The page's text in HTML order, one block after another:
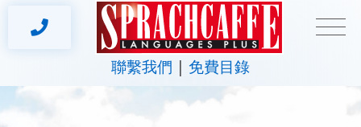
聯繫我們 免費目錄